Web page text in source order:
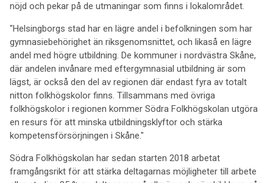
nöjd och pekar på de utmaningar som finns i lokalområdet.
"Helsingborgs stad har en lägre andel i befolkningen som har
gymnasiebehörighet än riksgenomsnittet, och likaså en lägre
andel med högre utbildning. De kommuner i nordvästra Skåne,
där andelen invånare med eftergymnasial utbildning är som
lägst, är också den del av regionen där endast fyra av totalt
nitton folkhögskolor finns. Tillsammans med övriga
folkhögskolor i regionen kommer Södra Folkhögskolan utgöra
en resurs för att minska utbildningsklyftor och stärka
kompetensförsörjningen i Skåne."
Södra Folkhögskolan har sedan starten 2018 arbetat
framgångsrikt för att stärka deltagarnas möjligheter till arbete